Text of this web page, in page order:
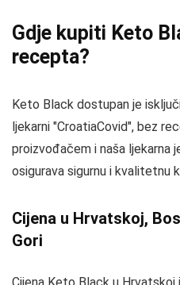
Gdje kupiti Keto
recepta?
Keto Black dostupan je
ljekarni "CroatiaCovid", bez
proizvođačem i naša ljekarna
osigurava sigurnu i kvalitetnu
Cijena u Hrvatskoj,
Gori